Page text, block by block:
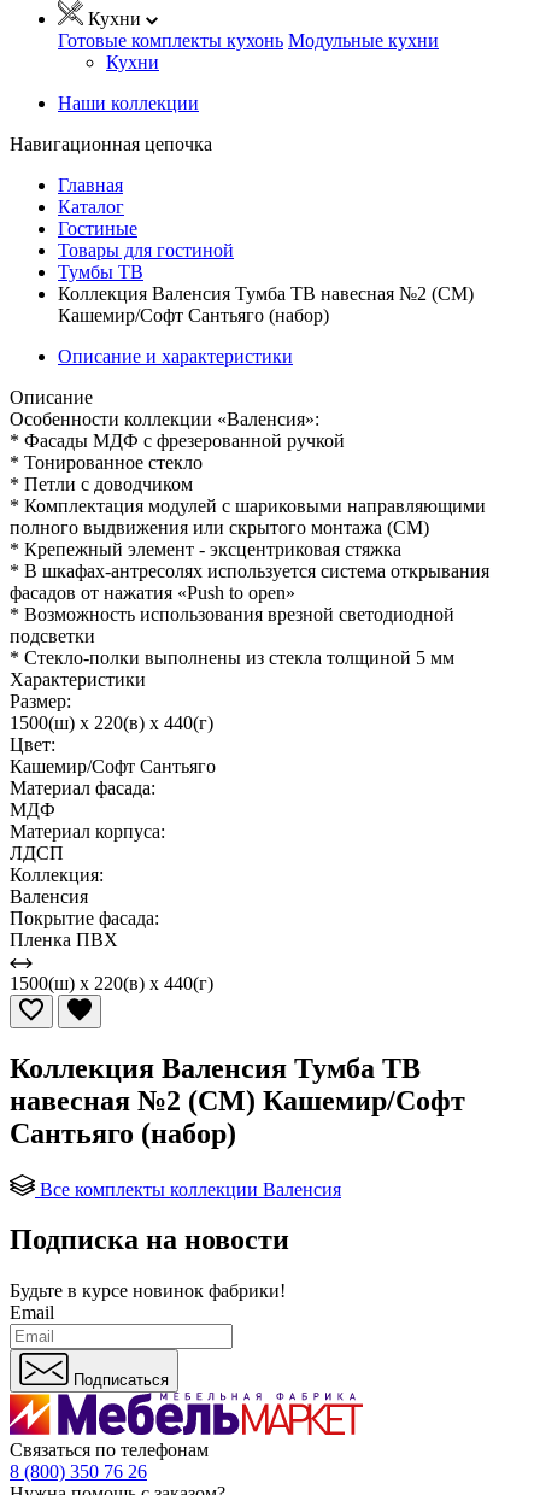
Кухни
Готовые комплекты кухонь Модульные кухни
Кухни
Наши коллекции
Навигационная цепочка
Главная
Каталог
Гостиные
Товары для гостиной
Тумбы ТВ
Коллекция Валенсия Тумба ТВ навесная №2 (СМ)
Кашемир/Софт Сантьяго (набор)
Описание и характеристики
Описание
Особенности коллекции «Валенсия»:
* Фасады МДФ с фрезерованной ручкой
* Тонированное стекло
* Петли с доводчиком
* Комплектация модулей с шариковыми направляющими
полного выдвижения или скрытого монтажа (СМ)
* Крепежный элемент - эксцентриковая стяжка
* В шкафах-антресолях используется система открывания
фасадов от нажатия «Push to open»
* Возможность использования врезной светодиодной
подсветки
* Стекло-полки выполнены из стекла толщиной 5 мм
Характеристики
Размер:
1500(ш) x 220(в) x 440(г)
Цвет:
Кашемир/Софт Сантьяго
Материал фасада:
МДФ
Материал корпуса:
ЛДСП
Коллекция:
Валенсия
Покрытие фасада:
Пленка ПВХ
1500(ш) x 220(в) x 440(г)
Коллекция Валенсия Тумба ТВ
навесная №2 (СМ) Кашемир/Софт
Сантьяго (набор)
Все комплекты коллекции Валенсия
Подписка на новости
Будьте в курсе новинок фабрики!
Email
Подписаться
Связаться по телефонам
8 (800) 350 76 26